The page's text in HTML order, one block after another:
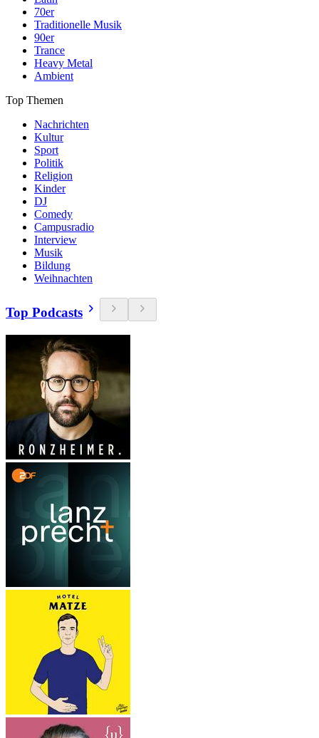
70er
Traditionelle Musik
90er
Trance
Heavy Metal
Ambient
Top Themen
Nachrichten
Kultur
Sport
Politik
Religion
Kinder
DJ
Comedy
Campusradio
Interview
Musik
Bildung
Weihnachten
Top Podcasts